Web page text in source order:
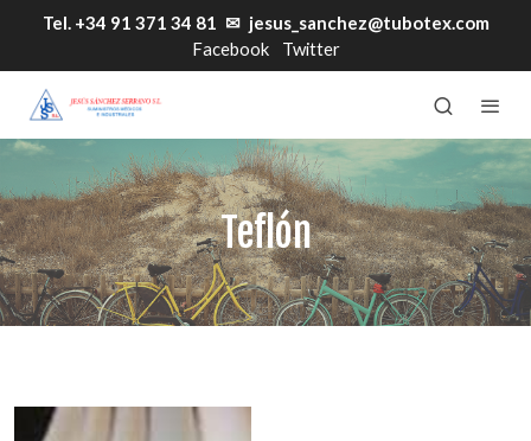
Tel. +34 91 371 34 81 ✉ jesus_sanchez@tubotex.com
Facebook
Twitter
Teflón